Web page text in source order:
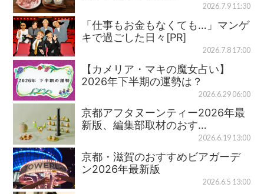
2026.7.9 11:30
「仕事もお金もなくても…」マンゲ
キで過ごした日々[PR]
2026.7.8 17:00
【カメリア・マキの魔女占い】
2026年下半期の運勢は？
2026.6.29 06:00
京都アフタヌーンティー2026年最
新版、編集部取材のおす…
2026.6.19 13:00
京都・滋賀のおすすめビアガーデ
ン2026年最新版
2026.6.5 13:00